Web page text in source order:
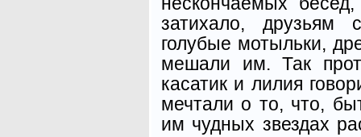
затихало, друзьям
голубые мотыльки,
мешали им. Так
касатик и лилия
мечтали о то, что,
им чудных звездах